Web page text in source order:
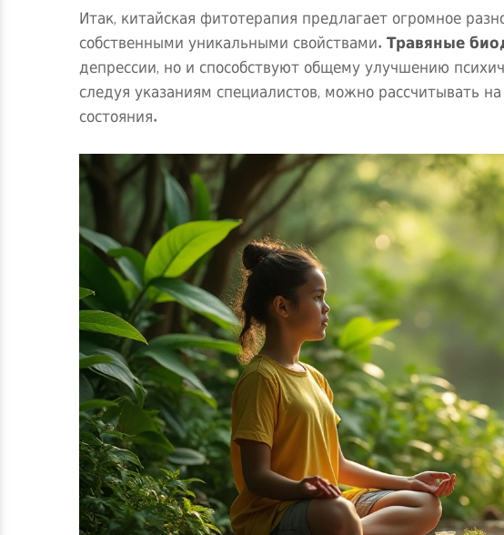
Итак, китайская фитотерапия предлагает огромное
собственными уникальными свойствами. Травяные
депрессии, но и способствуют общему улучшению
следуя указаниям специалистов, можно рассчитывать
состояния.